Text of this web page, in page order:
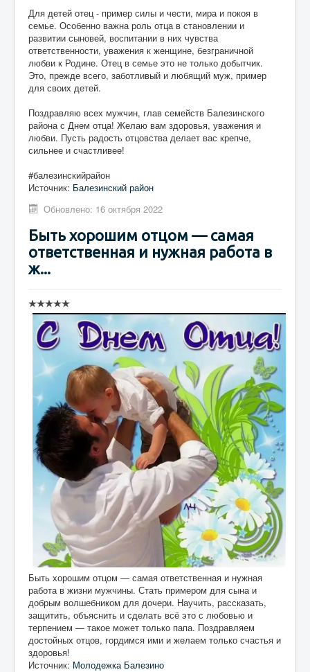
Для детей отец - пример силы и чести, мира и покоя в
семье. Особенно важна роль отца в становлении и
развитии сыновей, воспитании в них чувства
ответственности, уважения к женщине, безграничной
любви к Родине. Отец в семье это не только добытчик.
Это, прежде всего, заботливый и любящий муж, пример
для своих детей.
Поздравляю всех мужчин, глав семейств Балезинского
района с Днем отца! Желаю вам здоровья, уважения и
любви. Пусть радость отцовства делает вас крепче,
сильнее и счастливее!
#балезинскийрайон
Источник: Балезинский район
Обновлено: 16 октября 2022
Быть хорошим отцом — самая
ответственная и нужная работа в
ж...
Быть хорошим отцом — самая ответственная и нужная
работа в жизни мужчины. Стать примером для сына и
добрым волшебником для дочери. Научить, рассказать,
защитить, объяснить и сделать всё это с любовью и
терпением — такое может только папа. Поздравляем
достойных отцов, гордимся ими и желаем только счастья и
здоровья!
Источник: Молодежка Балезино